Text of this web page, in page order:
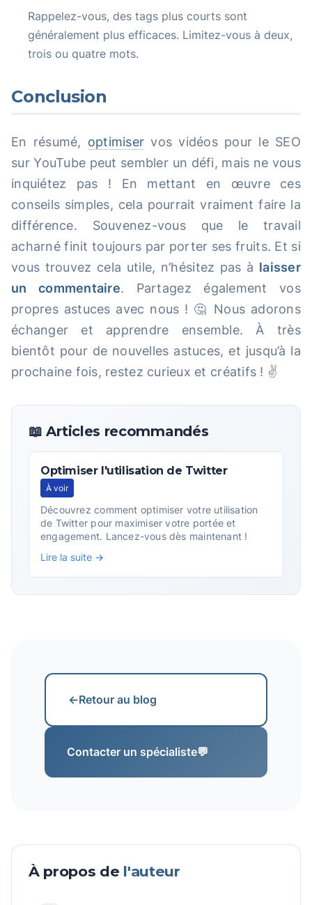
Rappelez-vous, des tags plus courts sont
généralement plus efficaces. Limitez-vous à deux,
trois ou quatre mots.
Conclusion
En résumé, optimiser vos vidéos pour le SEO
sur YouTube peut sembler un défi, mais ne vous
inquiétez pas ! En mettant en œuvre ces
conseils simples, cela pourrait vraiment faire la
différence. Souvenez-vous que le travail
acharné finit toujours par porter ses fruits. Et si
vous trouvez cela utile, n’hésitez pas à laisser
un commentaire. Partagez également vos
propres astuces avec nous ! 🤔 Nous adorons
échanger et apprendre ensemble. À très
bientôt pour de nouvelles astuces, et jusqu’à la
prochaine fois, restez curieux et créatifs ! ✌️
📖 Articles recommandés
Optimiser l'utilisation de Twitter
À voir
Découvrez comment optimiser votre utilisation
de Twitter pour maximiser votre portée et
engagement. Lancez-vous dès maintenant !
Lire la suite →
←Retour au blog
Contacter un spécialiste💬
À propos de l'auteur